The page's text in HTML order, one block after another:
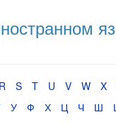
R S T U V W X
У Ф Х Ц Ч Ш